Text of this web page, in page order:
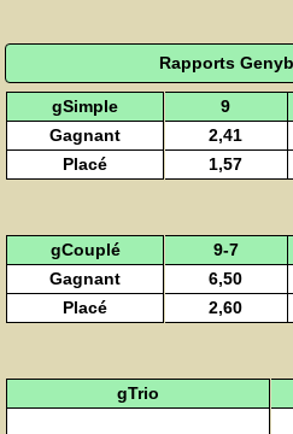
Rapports
gSimple 9
Gagnant
2,41
Placé
1,57
gCouplé 9-7
Gagnant
6,50
Placé
2,60
gTrio